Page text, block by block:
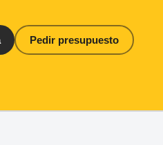
Pedir presupuesto